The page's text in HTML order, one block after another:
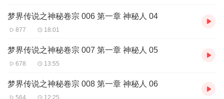
梦界传说之神秘卷宗 006 第一章 神秘人 04
877 18:01
梦界传说之神秘卷宗 007 第一章 神秘人 05
678 13:55
梦界传说之神秘卷宗 008 第一章 神秘人 06
564 12:25